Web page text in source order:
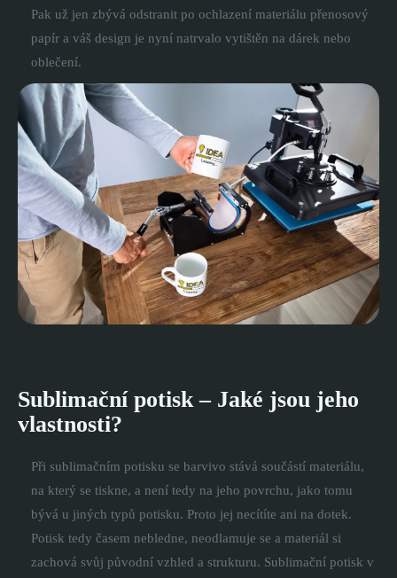
Pak už jen zbývá odstranit po ochlazení materiálu přenosový
papír a váš design je nyní natrvalo vytištěn na dárek nebo
oblečení.
Sublimační potisk – Jaké jsou jeho
vlastnosti?
Při sublimačním potisku se barvivo stává součástí materiálu,
na který se tiskne, a není tedy na jeho povrchu, jako tomu
bývá u jiných typů potisku. Proto jej necítíte ani na dotek.
Potisk tedy časem nebledne, neodlamuje se a materiál si
zachová svůj původní vzhled a strukturu. Sublimační potisk v